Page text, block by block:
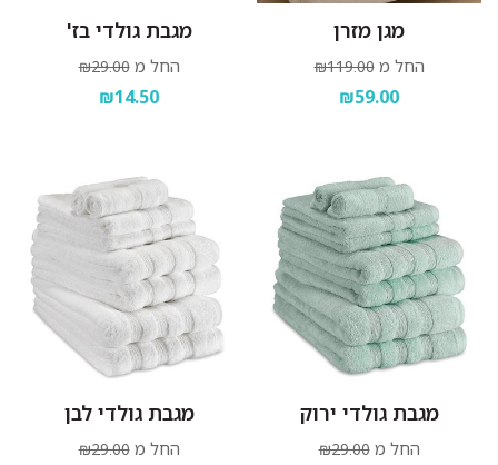
מגן מזרן
החל מ ₪119.00
₪59.00
מגבת גולדי בז'
החל מ ₪29.00
₪14.50
מגבת גולדי ירוק
החל מ ₪29.00
מגבת גולדי לבן
החל מ ₪29.00